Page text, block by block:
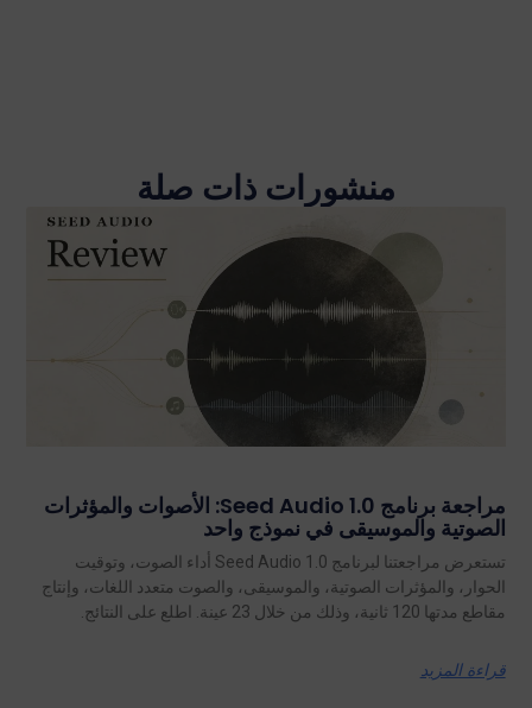
منشورات ذات صلة
مراجعة برنامج Seed Audio 1.0: الأصوات والمؤثرات
الصوتية والموسيقى في نموذج واحد
تستعرض مراجعتنا لبرنامج Seed Audio 1.0 أداء الصوت، وتوقيت
الحوار، والمؤثرات الصوتية، والموسيقى، والصوت متعدد اللغات، وإنتاج
مقاطع مدتها 120 ثانية، وذلك من خلال 23 عينة. اطلع على النتائج.
قراءة المزيد